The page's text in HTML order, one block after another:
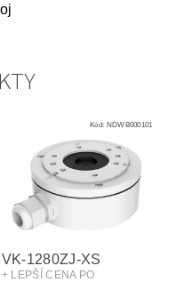
Kód: NDWB000101
VK-1280ZJ-XS
+ LEPŠÍ CENA PO